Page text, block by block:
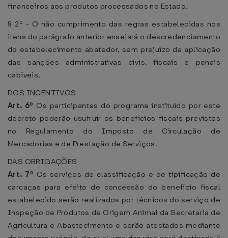
financeiros aos produtos processados no Estado.
§ 2º - O não cumprimento das regras estabelecidas nos
itens do parágrafo anterior ensejará o descredenciamento
do estabelecimento abatedor, sem prejuízo da aplicação
das sanções administrativas civis, fiscais e penais
cabíveis.
DOS INCENTIVOS
Art. 6º Os participantes do programa instituído por este
decreto poderão usufruir os benefícios fiscais previstos
no Regulamento do Imposto de Circulação de
Mercadorias e de Prestação de Serviços.
DAS OBRIGAÇÕES
Art. 7º Os serviços de classificação e de tipificação de
carcaças para efeito de concessão do benefício fiscal
estabelecido serão realizados por técnicos do serviço de
Inspeção de Produtos de Origem Animal da Secretaria de
Agricultura e Abastecimento e serão atestados mediante